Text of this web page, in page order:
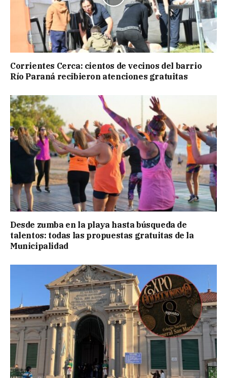
Corrientes Cerca: cientos de vecinos del barrio
Río Paraná recibieron atenciones gratuitas
Desde zumba en la playa hasta búsqueda de
talentos: todas las propuestas gratuitas de la
Municipalidad